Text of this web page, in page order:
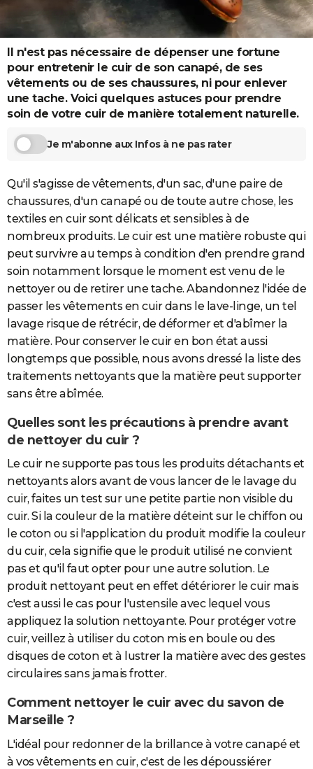
GUIDES D'ACHAT
BONS PLANS
CARTE DE VOEUX
Dictionnaire
Biographies
Citations
Expressions
Proverbes
COPAINS D'AVANT
S'inscrire
Se connecter
Lycées
Collèges
Primaires
Universités
Entreprises
Service militaire
Avis de recherche
AVIS DE DÉCÈS
FORUM
Bricolage
Lifestyle
Culture
Sport
Auto
Television
Voyage
Cinema
Il n'est pas nécessaire de dépenser une fortune
pour entretenir le cuir de son canapé, de ses
vêtements ou de ses chaussures, ni pour enlever
une tache. Voici quelques astuces pour prendre
soin de votre cuir de manière totalement naturelle.
Je m'abonne aux Infos à ne pas rater
Qu'il s'agisse de vêtements, d'un sac, d'une paire de
chaussures, d'un canapé ou de toute autre chose, les
textiles en cuir sont délicats et sensibles à de
nombreux produits. Le cuir est une matière robuste qui
peut survivre au temps à condition d'en prendre grand
soin notamment lorsque le moment est venu de le
nettoyer ou de retirer une tache. Abandonnez l'idée de
passer les vêtements en cuir dans le lave-linge, un tel
lavage risque de rétrécir, de déformer et d'abîmer la
matière. Pour conserver le cuir en bon état aussi
longtemps que possible, nous avons dressé la liste des
traitements nettoyants que la matière peut supporter
sans être abîmée.
Quelles sont les précautions à prendre avant
de nettoyer du cuir ?
Le cuir ne supporte pas tous les produits détachants et
nettoyants alors avant de vous lancer de le lavage du
cuir, faites un test sur une petite partie non visible du
cuir. Si la couleur de la matière déteint sur le chiffon ou
le coton ou si l'application du produit modifie la couleur
du cuir, cela signifie que le produit utilisé ne convient
pas et qu'il faut opter pour une autre solution. Le
produit nettoyant peut en effet détériorer le cuir mais
c'est aussi le cas pour l'ustensile avec lequel vous
appliquez la solution nettoyante. Pour protéger votre
cuir, veillez à utiliser du coton mis en boule ou des
disques de coton et à lustrer la matière avec des gestes
circulaires sans jamais frotter.
Comment nettoyer le cuir avec du savon de
Marseille ?
L'idéal pour redonner de la brillance à votre canapé et
à vos vêtements en cuir, c'est de les dépoussiérer